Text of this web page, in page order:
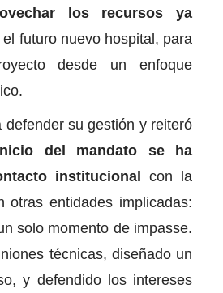
los recursos ya
el futuro nuevo hospital, para
desde un enfoque
defender su gestión y reiteró
del mandato se ha
institucional con la
otras entidades implicadas:
solo momento de impasse.
técnicas, diseñado un
y defendido los intereses